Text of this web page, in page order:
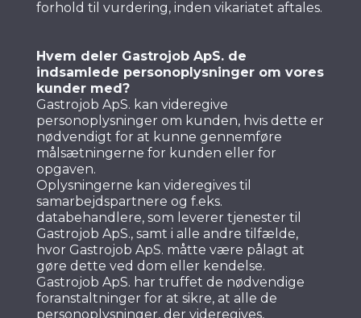
forhold til vurdering, inden vikariatet aftales.
Hvem deler Gastrojob ApS. de
indsamlede personoplysninger om vores
kunder med?
Gastrojob ApS. kan videregive
personoplysninger om kunden, hvis dette er
nødvendigt for at kunne gennemføre
målsætningerne for kunden eller for
opgaven.
Oplysningerne kan videregives til
samarbejdspartnere og f.eks.
databehandlere, som leverer tjenester til
Gastrojob ApS., samt i alle andre tilfælde,
hvor Gastrojob ApS. måtte være pålagt at
gøre dette ved dom eller kendelse.
Gastrojob ApS. har truffet de nødvendige
foranstaltninger for at sikre, at alle de
personoplysninger, der videregives,